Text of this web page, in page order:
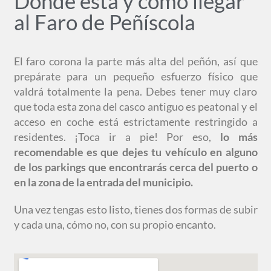
al Faro de Peñíscola
El faro corona la parte más alta del peñón, así que
prepárate para un pequeño esfuerzo físico que
valdrá totalmente la pena. Debes tener muy claro
que toda esta zona del casco antiguo es peatonal y el
acceso en coche está estrictamente restringido a
residentes. ¡Toca ir a pie! Por eso, lo más
recomendable es que dejes tu vehículo en alguno
de los parkings que encontrarás cerca del puerto o
en la zona de la entrada del municipio.
Una vez tengas esto listo, tienes dos formas de subir
y cada una, cómo no, con su propio encanto.